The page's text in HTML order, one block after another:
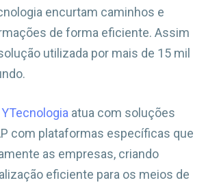
encurtam caminhos e
de forma eficiente. Assim
utilizada por mais de 15 mil
YTecnologia atua com soluções
com plataformas específicas que
as empresas, criando
eficiente para os meios de